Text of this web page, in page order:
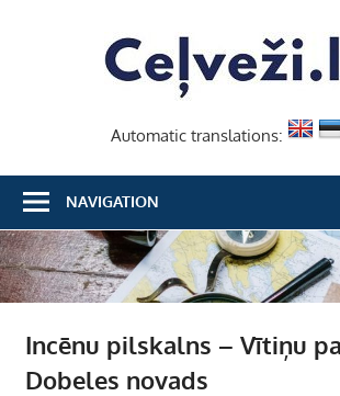
Automatic translations:
NAVIGATION
Incēnu pilskalns – Vītiņu
Dobeles novads